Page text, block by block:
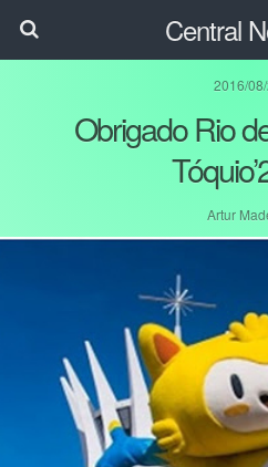
Central
2016/
Obrigado Rio
Artur